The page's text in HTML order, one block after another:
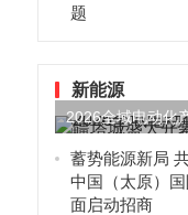
题
新能源
2026全域电动化
城盛大开幕
蓄势能源新局
中国（太原）
面启动招商